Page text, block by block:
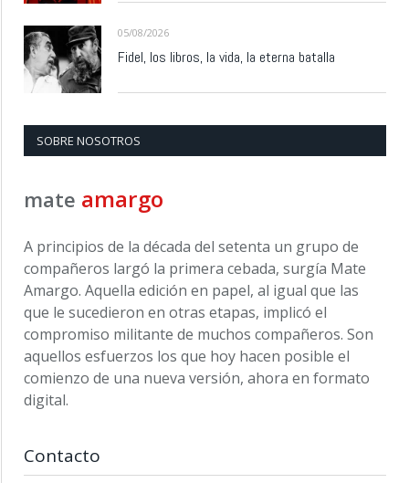
05/08/2026
Fidel, los libros, la vida, la eterna batalla
SOBRE NOSOTROS
mate amargo
A principios de la década del setenta un grupo de
compañeros largó la primera cebada, surgía Mate
Amargo. Aquella edición en papel, al igual que las
que le sucedieron en otras etapas, implicó el
compromiso militante de muchos compañeros. Son
aquellos esfuerzos los que hoy hacen posible el
comienzo de una nueva versión, ahora en formato
digital.
Contacto